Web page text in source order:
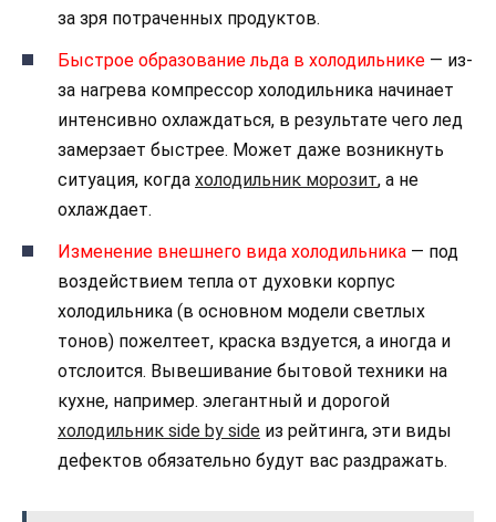
за зря потраченных продуктов.
Быстрое образование льда в холодильнике — из-
за нагрева компрессор холодильника начинает
интенсивно охлаждаться, в результате чего лед
замерзает быстрее. Может даже возникнуть
ситуация, когда холодильник морозит, а не
охлаждает.
Изменение внешнего вида холодильника — под
воздействием тепла от духовки корпус
холодильника (в основном модели светлых
тонов) пожелтеет, краска вздуется, а иногда и
отслоится. Вывешивание бытовой техники на
кухне, например. элегантный и дорогой
холодильник side by side из рейтинга, эти виды
дефектов обязательно будут вас раздражать.